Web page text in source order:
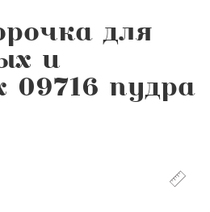
для
и
пудра